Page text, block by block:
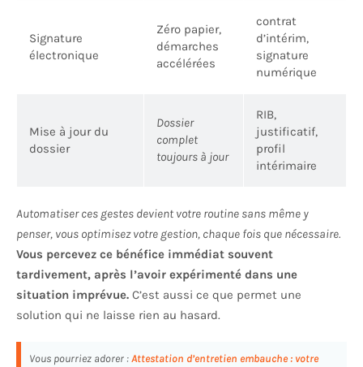
Signature
électronique
Zéro papier,
démarches
accélérées
contrat
d’intérim,
signature
numérique
Mise à jour du
dossier
Dossier
complet
toujours à jour
RIB,
justificatif,
profil
intérimaire
Automatiser ces gestes devient votre routine sans même y
penser, vous optimisez votre gestion, chaque fois que nécessaire.
Vous percevez ce bénéfice immédiat souvent
tardivement, après l’avoir expérimenté dans une
situation imprévue. C’est aussi ce que permet une
solution qui ne laisse rien au hasard.
Vous pourriez adorer : Attestation d’entretien embauche : votre